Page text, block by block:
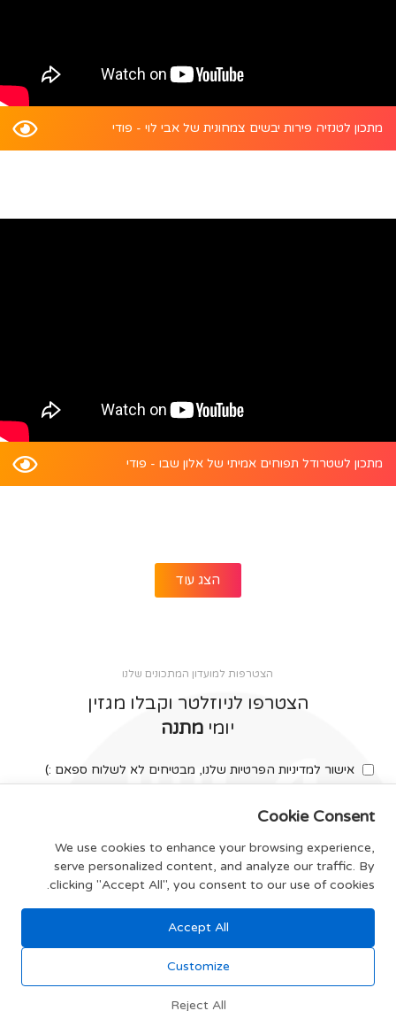
מתכון לטנזיה פירות יבשים צמחונית של אבי לוי - פודי
מתכון לשטרודל תפוחים אמיתי של אלון שבו - פודי
הצג עוד
הצטרפות למועדון המתכונים שלנו
הצטרפו לניוזלטר וקבלו מגזין
יומי מתנה
אישור למדיניות הפרטיות שלנו, מבטיחים לא לשלוח ספאם :)
צרפו אותי
תקנון האתר
Cookie Consent
We use cookies to enhance your browsing experience,
serve personalized content, and analyze our traffic. By
clicking "Accept All", you consent to our use of cookies.
Accept All
Customize
Reject All